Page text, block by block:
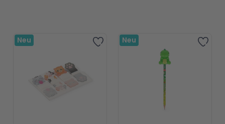
Zur Wunschliste hinzufügen
Neu Zur
Neu